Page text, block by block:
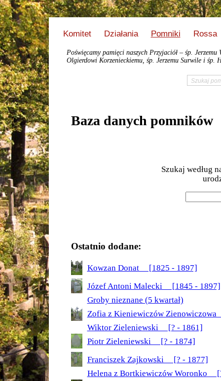
Komitet Działania Pomniki Rossa
Poświęcamy pamięci naszych Przyjaciół – śp.
Olgierdowi Korzenieckiemu, śp. Jerzemu Surwile i śp.
Baza danych pomników
Szukaj według
Ostatnio dodane:
Kowzan Donat [1825 - 1897]
Józef Antoni Malecki [1845 - 1897]
Groby nieznane (5 kwartał)
Zofia z Kieniewiczów
Wiktor Zieleniewski [? - 1861]
Piotr Zieleniewski [? - 1874]
Franciszek Zajkowski [? - 1877]
Helena z Bortkiewiczów Woronko